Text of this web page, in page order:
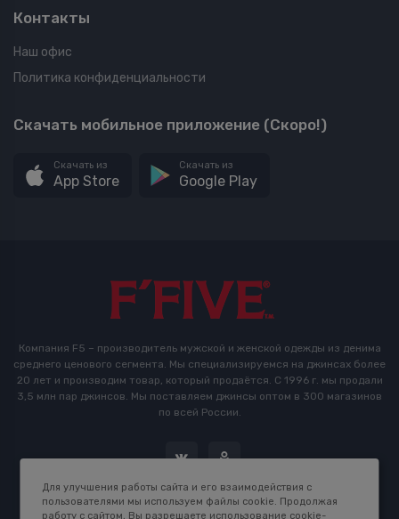
Контакты
Наш офис
Политика конфиденциальности
Скачать мобильное приложение (Скоро!)
Скачать из
App Store
Скачать из
Google Play
Компания F5 – производитель мужской и женской одежды из денима
среднего ценового сегмента. Мы специализируемся на джинсах более
20 лет и производим товар, который продаётся. С 1996 г. мы продали
3,5 млн пар джинсов. Мы поставляем джинсы оптом в 300 магазинов
по всей России.
Для улучшения работы сайта и его взаимодействия с
пользователями мы используем файлы cookie. Продолжая
работу с сайтом, Вы разрешаете использование cookie-